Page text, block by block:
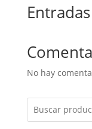
No hay